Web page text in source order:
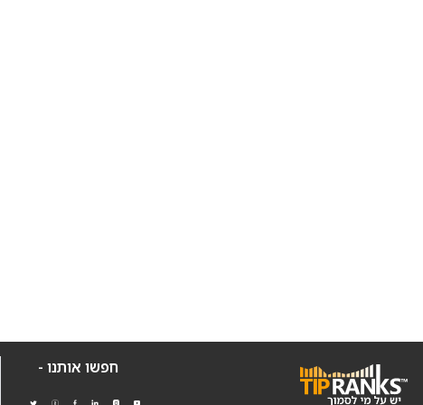
חפשו אותנו -